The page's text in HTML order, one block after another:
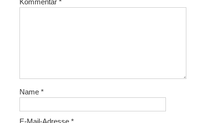
Kommentar *
Name *
E-Mail-Adresse *